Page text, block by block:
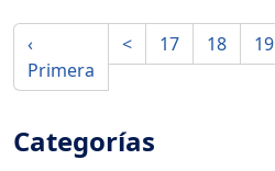
‹
Primera
< 17 18 19
Categorías